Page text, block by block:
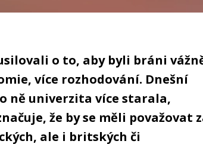
o to, aby byli bráni
více rozhodování. Dnešní
ně univerzita více starala,
že by se měli považovat
ale i britských či